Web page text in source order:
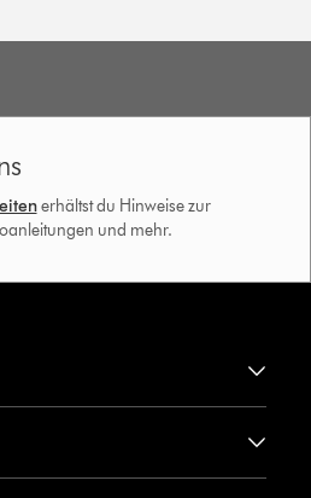
erhältst du Hinweise zur
und mehr.